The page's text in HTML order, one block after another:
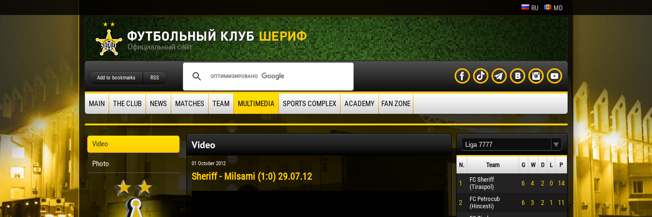
RU MD
Add to bookmarks RSS
MAIN THE CLUB NEWS MATCHES TEAM MULTIMEDIA SPORTS COMPLEX ACADEMY FAN ZONE
Video
Photo
Video
01 October 2012
Sheriff - Milsami (1:0) 29.07.12
N. Team G W D L P
1
FC Sheriff
(Tiraspol)
6 4 2 0 14
2
FC Petrocub
(Hincesti)
6 3 2 1 11